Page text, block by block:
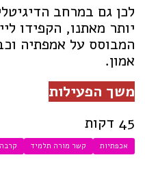
לכן גם במרחב
יותר מאתנו, הקפידו
המבוסס על אמפתיה
אמון.
משך הפעילות
45 דקות
אכפתיות קשר מורה תלמיד קרבה